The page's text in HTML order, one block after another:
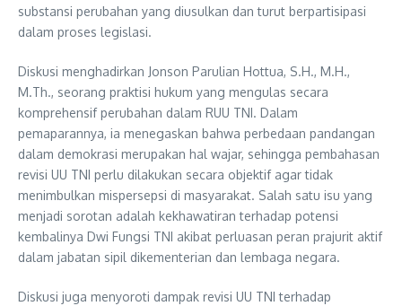
substansi perubahan yang diusulkan dan turut berpartisipasi
dalam proses legislasi.
Diskusi menghadirkan Jonson Parulian Hottua, S.H., M.H.,
M.Th., seorang praktisi hukum yang mengulas secara
komprehensif perubahan dalam RUU TNI. Dalam
pemaparannya, ia menegaskan bahwa perbedaan pandangan
dalam demokrasi merupakan hal wajar, sehingga pembahasan
revisi UU TNI perlu dilakukan secara objektif agar tidak
menimbulkan mispersepsi di masyarakat. Salah satu isu yang
menjadi sorotan adalah kekhawatiran terhadap potensi
kembalinya Dwi Fungsi TNI akibat perluasan peran prajurit aktif
dalam jabatan sipil dikementerian dan lembaga negara.
Diskusi juga menyoroti dampak revisi UU TNI terhadap